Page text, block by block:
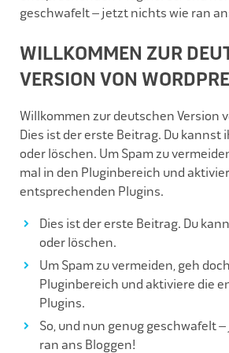
geschwafelt – jetzt nichts wie ran
WILLKOMMEN ZUR
VERSION VON
Willkommen zur deutschen Version
Dies ist der erste Beitrag. Du kannst
oder löschen. Um Spam zu
mal in den Pluginbereich und
entsprechenden Plugins.
Dies ist der erste Beitrag. Du
oder löschen.
Um Spam zu vermeiden, geh
Pluginbereich und aktiviere die
Plugins.
So, und nun genug geschwafelt
ran ans Bloggen!